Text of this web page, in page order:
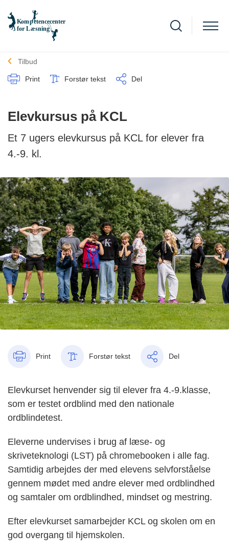
Tilbud
Print Forstør tekst Del
Elevkursus på KCL
Et 7 ugers elevkursus på KCL for elever fra
4.-9. kl.
Print Forstør tekst Del
Elevkurset henvender sig til elever fra 4.-9.klasse,
som er testet ordblind med den nationale
ordblindetest.
Eleverne undervises i brug af læse- og
skriveteknologi (LST) på chromebooken i alle fag.
Samtidig arbejdes der med elevens selvforståelse
gennem mødet med andre elever med ordblindhed
og samtaler om ordblindhed, mindset og mestring.
Efter elevkurset samarbejder KCL og skolen om en
god overgang til hjemskolen.